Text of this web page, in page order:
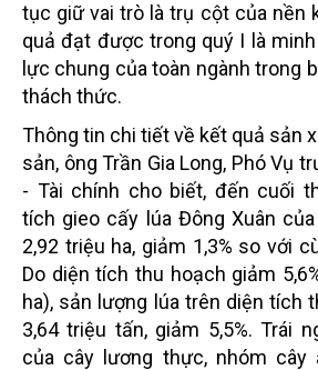
tục giữ vai trò là trụ cột của nền
quả đạt được trong quý I là
lực chung của toàn ngành trong
thách thức.
Thông tin chi tiết về kết quả sản
sản, ông Trần Gia Long, Phó Vụ
- Tài chính cho biết, đến cuối
tích gieo cấy lúa Đông Xuân
2,92 triệu ha, giảm 1,3% so với
Do diện tích thu hoạch giảm
ha), sản lượng lúa trên diện tích
3,64 triệu tấn, giảm 5,5%. Trái
của cây lương thực, nhóm cây